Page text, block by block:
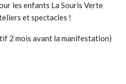
les enfants La Souris Verte
et spectacles !
2 mois avant la manifestation)